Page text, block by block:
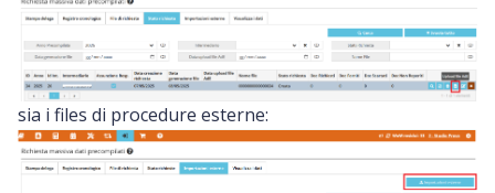
sia i files di procedure esterne: